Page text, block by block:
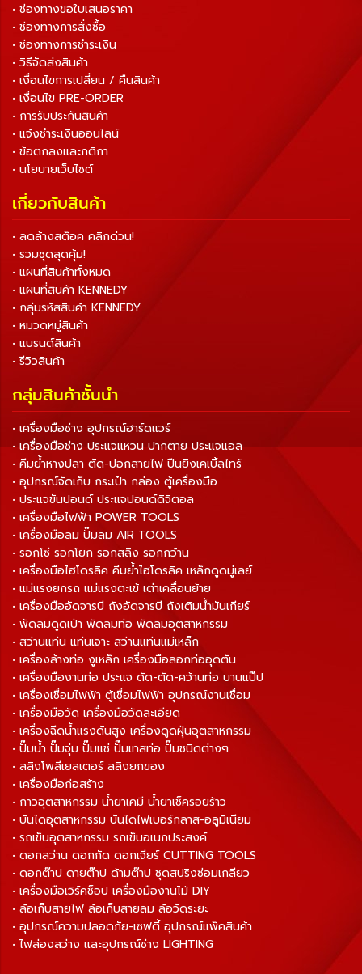
• ช่องทางขอใบเสนอราคา
• ช่องทางการสั่งซื้อ
• ช่องทางการชำระเงิน
• วิธีจัดส่งสินค้า
• เงื่อนไขการเปลี่ยน / คืนสินค้า
• เงื่อนไข PRE-ORDER
• การรับประกันสินค้า
• แจ้งชำระเงินออนไลน์
• ข้อตกลงและกติกา
• นโยบายเว็บไซต์
เกี่ยวกับสินค้า
• ลดล้างสต็อค คลิกด่วน!
• รวมชุดสุดคุ้ม!
• แผนที่สินค้าทั้งหมด
• แผนที่สินค้า KENNEDY
• กลุ่มรหัสสินค้า KENNEDY
• หมวดหมู่สินค้า
• แบรนด์สินค้า
• รีวิวสินค้า
กลุ่มสินค้าชั้นนำ
• เครื่องมือช่าง อุปกรณ์ฮาร์ดแวร์
• เครื่องมือช่าง ประแจแหวน ปากตาย ประแจแอล
• คีมย้ำหางปลา ตัด-ปอกสายไฟ ปืนยิงเคเบิ้ลไทร์
• อุปกรณ์จัดเก็บ กระเป๋า กล่อง ตู้เครื่องมือ
• ประแจขันปอนด์ ประแจปอนด์ดิจิตอล
• เครื่องมือไฟฟ้า POWER TOOLS
• เครื่องมือลม ปั๊มลม AIR TOOLS
• รอกโซ่ รอกโยก รอกสลิง รอกกว้าน
• เครื่องมือไฮโดรลิค คีมย้ำไฮโดรลิค เหล็กดูดมู่เลย์
• แม่แรงยกรถ แม่แรงตะเข้ เต่าเคลื่อนย้าย
• เครื่องมืออัดจารบี ถังอัดจารบี ถังเติมน้ำมันเกียร์
• พัดลมดูดเป่า พัดลมท่อ พัดลมอุตสาหกรรม
• สว่านแท่น แท่นเจาะ สว่านแท่นแม่เหล็ก
• เครื่องล้างท่อ งูเหล็ก เครื่องมือลอกท่ออุดตัน
• เครื่องมืองานท่อ ประแจ ดัด-ตัด-คว้านท่อ บานแป๊ป
• เครื่องเชื่อมไฟฟ้า ตู้เชื่อมไฟฟ้า อุปกรณ์งานเชื่อม
• เครื่องมือวัด เครื่องมือวัดละเอียด
• เครื่องฉีดน้ำแรงดันสูง เครื่องดูดฝุ่นอุตสาหกรรม
• ปั๊มน้ำ ปั๊มจุ่ม ปั๊มแช่ ปั๊มเทสท่อ ปั๊มชนิดต่างๆ
• สลิงโพลีเยสเตอร์ สลิงยกของ
• เครื่องมือก่อสร้าง
• กาวอุตสาหกรรม น้ำยาเคมี น้ำยาเช็ครอยร้าว
• บันไดอุตสาหกรรม บันไดไฟเบอร์กลาส-อลูมิเนียม
• รถเข็นอุตสาหกรรม รถเข็นอเนกประสงค์
• ดอกสว่าน ดอกกัด ดอกเจียร์ CUTTING TOOLS
• ดอกต๊าป ดายต๊าป ด้ามต๊าป ชุดสปริงซ่อมเกลียว
• เครื่องมือเวิร์คช็อป เครื่องมืองานไม้ DIY
• ล้อเก็บสายไฟ ล้อเก็บสายลม ล้อวัดระยะ
• อุปกรณ์ความปลอดภัย-เซฟตี้ อุปกรณ์แพ็คสินค้า
• ไฟส่องสว่าง และอุปกรณ์ช่าง LIGHTING